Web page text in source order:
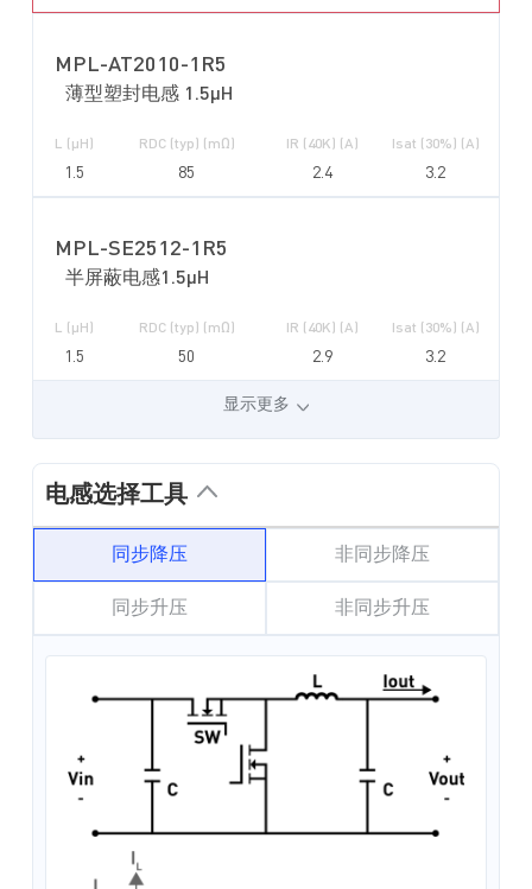
MPL-AT2010-1R5
薄型塑封电感 1.5µH
L (µH) RDC (typ) (mΩ) IR (40K) (A) Isat (30%) (A)
1.5 85 2.4 3.2
MPL-SE2512-1R5
半屏蔽电感1.5µH
L (µH) RDC (typ) (mΩ) IR (40K) (A) Isat (30%) (A)
1.5 50 2.9 3.2
显示更多
电感选择工具
同步降压 非同步降压
同步升压 非同步升压